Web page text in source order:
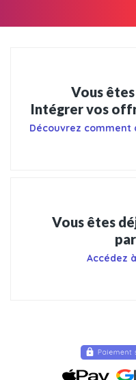
Vous
Intégrer vos
Découvrez comment
Vous êtes
Accédez